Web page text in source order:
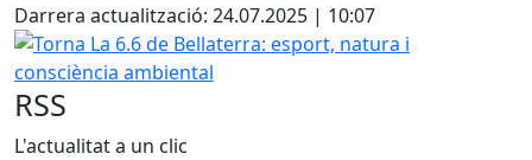
Darrera actualització: 24.07.2025 | 10:07
Torna La 6.6 de Bellaterra: esport, natura i consciència
RSS
L'actualitat a un clic